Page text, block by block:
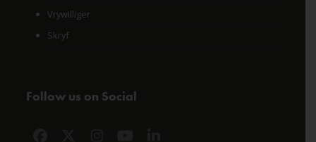
Vrywilliger
Skryf
Follow us on Social